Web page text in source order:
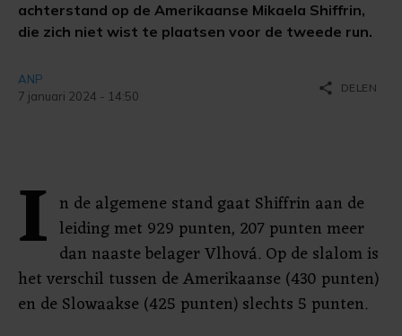
achterstand op de Amerikaanse Mikaela Shiffrin,
die zich niet wist te plaatsen voor de tweede run.
ANP
7 januari 2024 - 14:50
share DELEN
I n de algemene stand gaat Shiffrin aan de
leiding met 929 punten, 207 punten meer
dan naaste belager Vlhová. Op de slalom is
het verschil tussen de Amerikaanse (430 punten)
en de Slowaakse (425 punten) slechts 5 punten.